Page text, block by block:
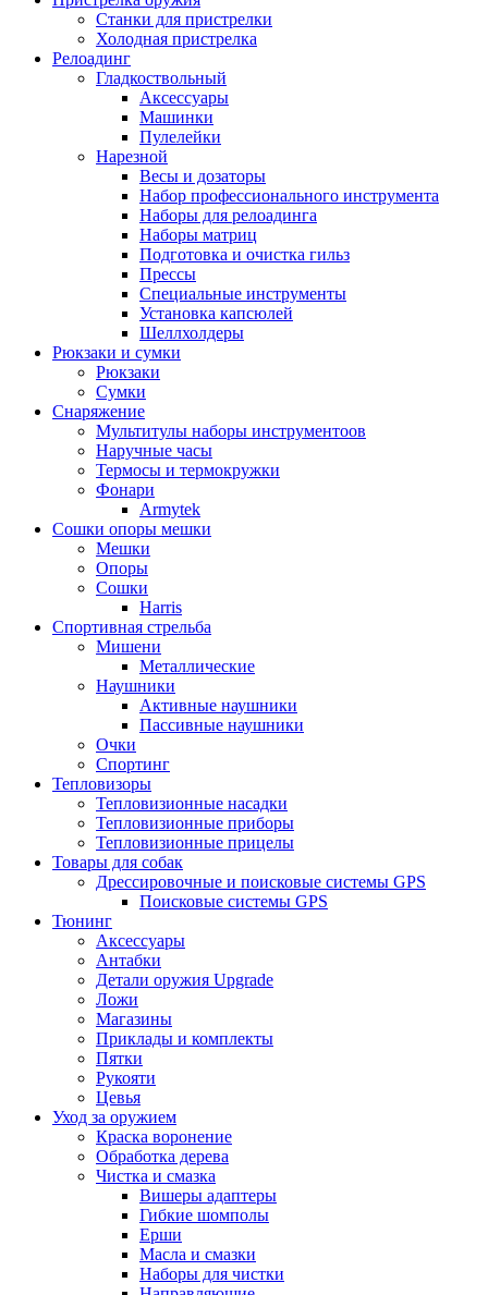
Станки для пристрелки
Холодная пристрелка
Релоадинг
Гладкоствольный
Аксессуары
Машинки
Пулелейки
Нарезной
Весы и дозаторы
Набор профессионального инструмента
Наборы для релоадинга
Наборы матриц
Подготовка и очистка гильз
Прессы
Специальные инструменты
Установка капсюлей
Шеллхолдеры
Рюкзаки и сумки
Рюкзаки
Сумки
Снаряжение
Мультитулы наборы инструментоов
Наручные часы
Термосы и термокружки
Фонари
Armytek
Сошки опоры мешки
Мешки
Опоры
Сошки
Harris
Спортивная стрельба
Мишени
Металлические
Наушники
Активные наушники
Пассивные наушники
Очки
Спортинг
Тепловизоры
Тепловизионные насадки
Тепловизионные приборы
Тепловизионные прицелы
Товары для собак
Дрессировочные и поисковые системы GPS
Поисковые системы GPS
Тюнинг
Аксессуары
Антабки
Детали оружия Upgrade
Ложи
Магазины
Приклады и комплекты
Пятки
Рукояти
Цевья
Уход за оружием
Краска воронение
Обработка дерева
Чистка и смазка
Вишеры адаптеры
Гибкие шомполы
Ерши
Масла и смазки
Наборы для чистки